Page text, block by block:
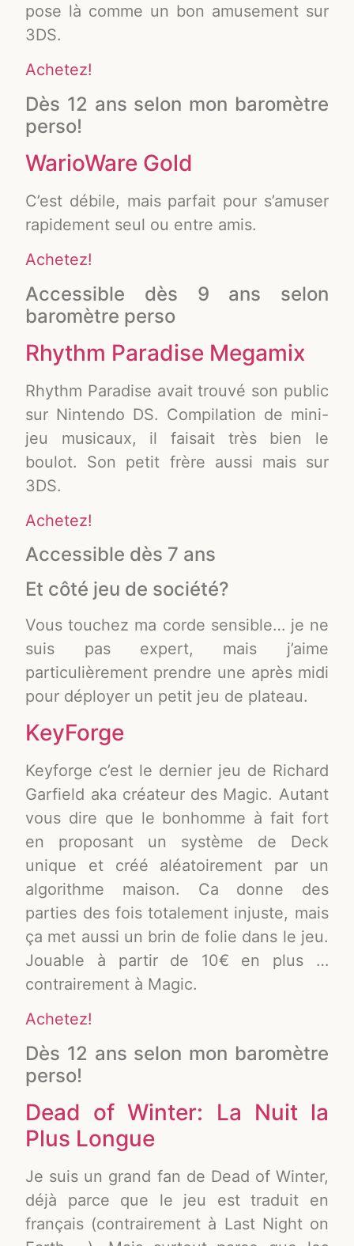
pose là comme un bon amusement sur
3DS.
Achetez!
Dès 12 ans selon mon baromètre
perso!
WarioWare Gold
C’est débile, mais parfait pour s’amuser
rapidement seul ou entre amis.
Achetez!
Accessible dès 9 ans selon
baromètre perso
Rhythm Paradise Megamix
Rhythm Paradise avait trouvé son public
sur Nintendo DS. Compilation de mini-
jeu musicaux, il faisait très bien le
boulot. Son petit frère aussi mais sur
3DS.
Achetez!
Accessible dès 7 ans
Et côté jeu de société?
Vous touchez ma corde sensible… je ne
suis pas expert, mais j’aime
particulièrement prendre une après midi
pour déployer un petit jeu de plateau.
KeyForge
Keyforge c’est le dernier jeu de Richard
Garfield aka créateur des Magic. Autant
vous dire que le bonhomme à fait fort
en proposant un système de Deck
unique et créé aléatoirement par un
algorithme maison. Ca donne des
parties des fois totalement injuste, mais
ça met aussi un brin de folie dans le jeu.
Jouable à partir de 10€ en plus …
contrairement à Magic.
Achetez!
Dès 12 ans selon mon baromètre
perso!
Dead of Winter: La Nuit la
Plus Longue
Je suis un grand fan de Dead of Winter,
déjà parce que le jeu est traduit en
français (contrairement à Last Night on